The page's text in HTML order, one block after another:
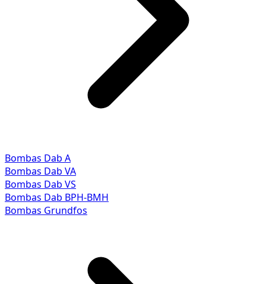
Bombas Dab A
Bombas Dab VA
Bombas Dab VS
Bombas Dab BPH-BMH
Bombas Grundfos